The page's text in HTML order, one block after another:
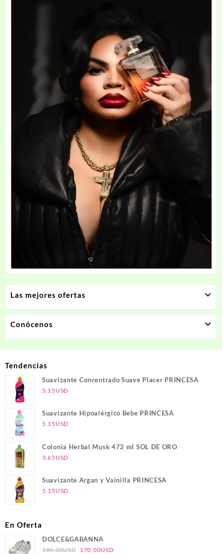
Las mejores ofertas
Conócenos
Tendencias
Suavizante Concentrado Suave Placer PRINCESA
5.15 USD
Suavizante Hipoalérgico Bebe PRINCESA
5.15 USD
Colonia Herbal Musk 472 ml SOL DE ORO
3.65 USD
Suavizante Argan y Vainilla PRINCESA
5.15 USD
En Oferta
DOLCE&GABANNA
180.00USD El
170.00USDEl